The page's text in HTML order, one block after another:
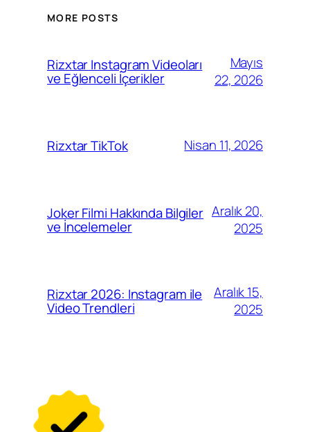
MORE POSTS
Rizxtar Instagram Videoları
ve Eğlenceli İçerikler
Mayıs
22, 2026
Rizxtar TikTok Nisan 11, 2026
Joker Filmi Hakkında Bilgiler
ve İncelemeler
Aralık 20,
2025
Rizxtar 2026: Instagram ile
Video Trendleri
Aralık 15,
2025